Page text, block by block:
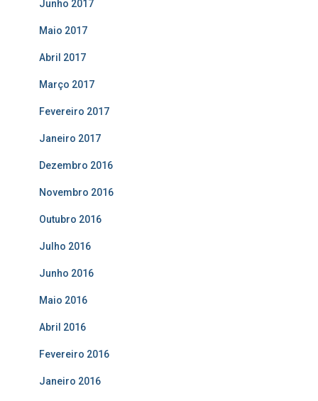
Junho 2017
Maio 2017
Abril 2017
Março 2017
Fevereiro 2017
Janeiro 2017
Dezembro 2016
Novembro 2016
Outubro 2016
Julho 2016
Junho 2016
Maio 2016
Abril 2016
Fevereiro 2016
Janeiro 2016